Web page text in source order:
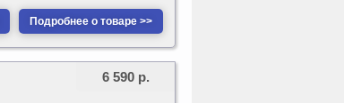
Подробнее о товаре >>
6 590 р.